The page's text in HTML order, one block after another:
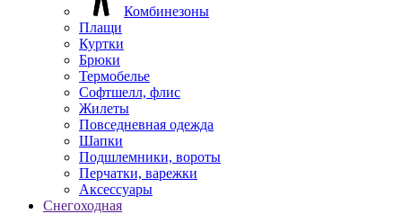
Комбинезоны
Плащи
Куртки
Брюки
Термобелье
Софтшелл, флис
Жилеты
Повседневная одежда
Шапки
Подшлемники, вороты
Перчатки, варежки
Аксессуары
Снегоходная